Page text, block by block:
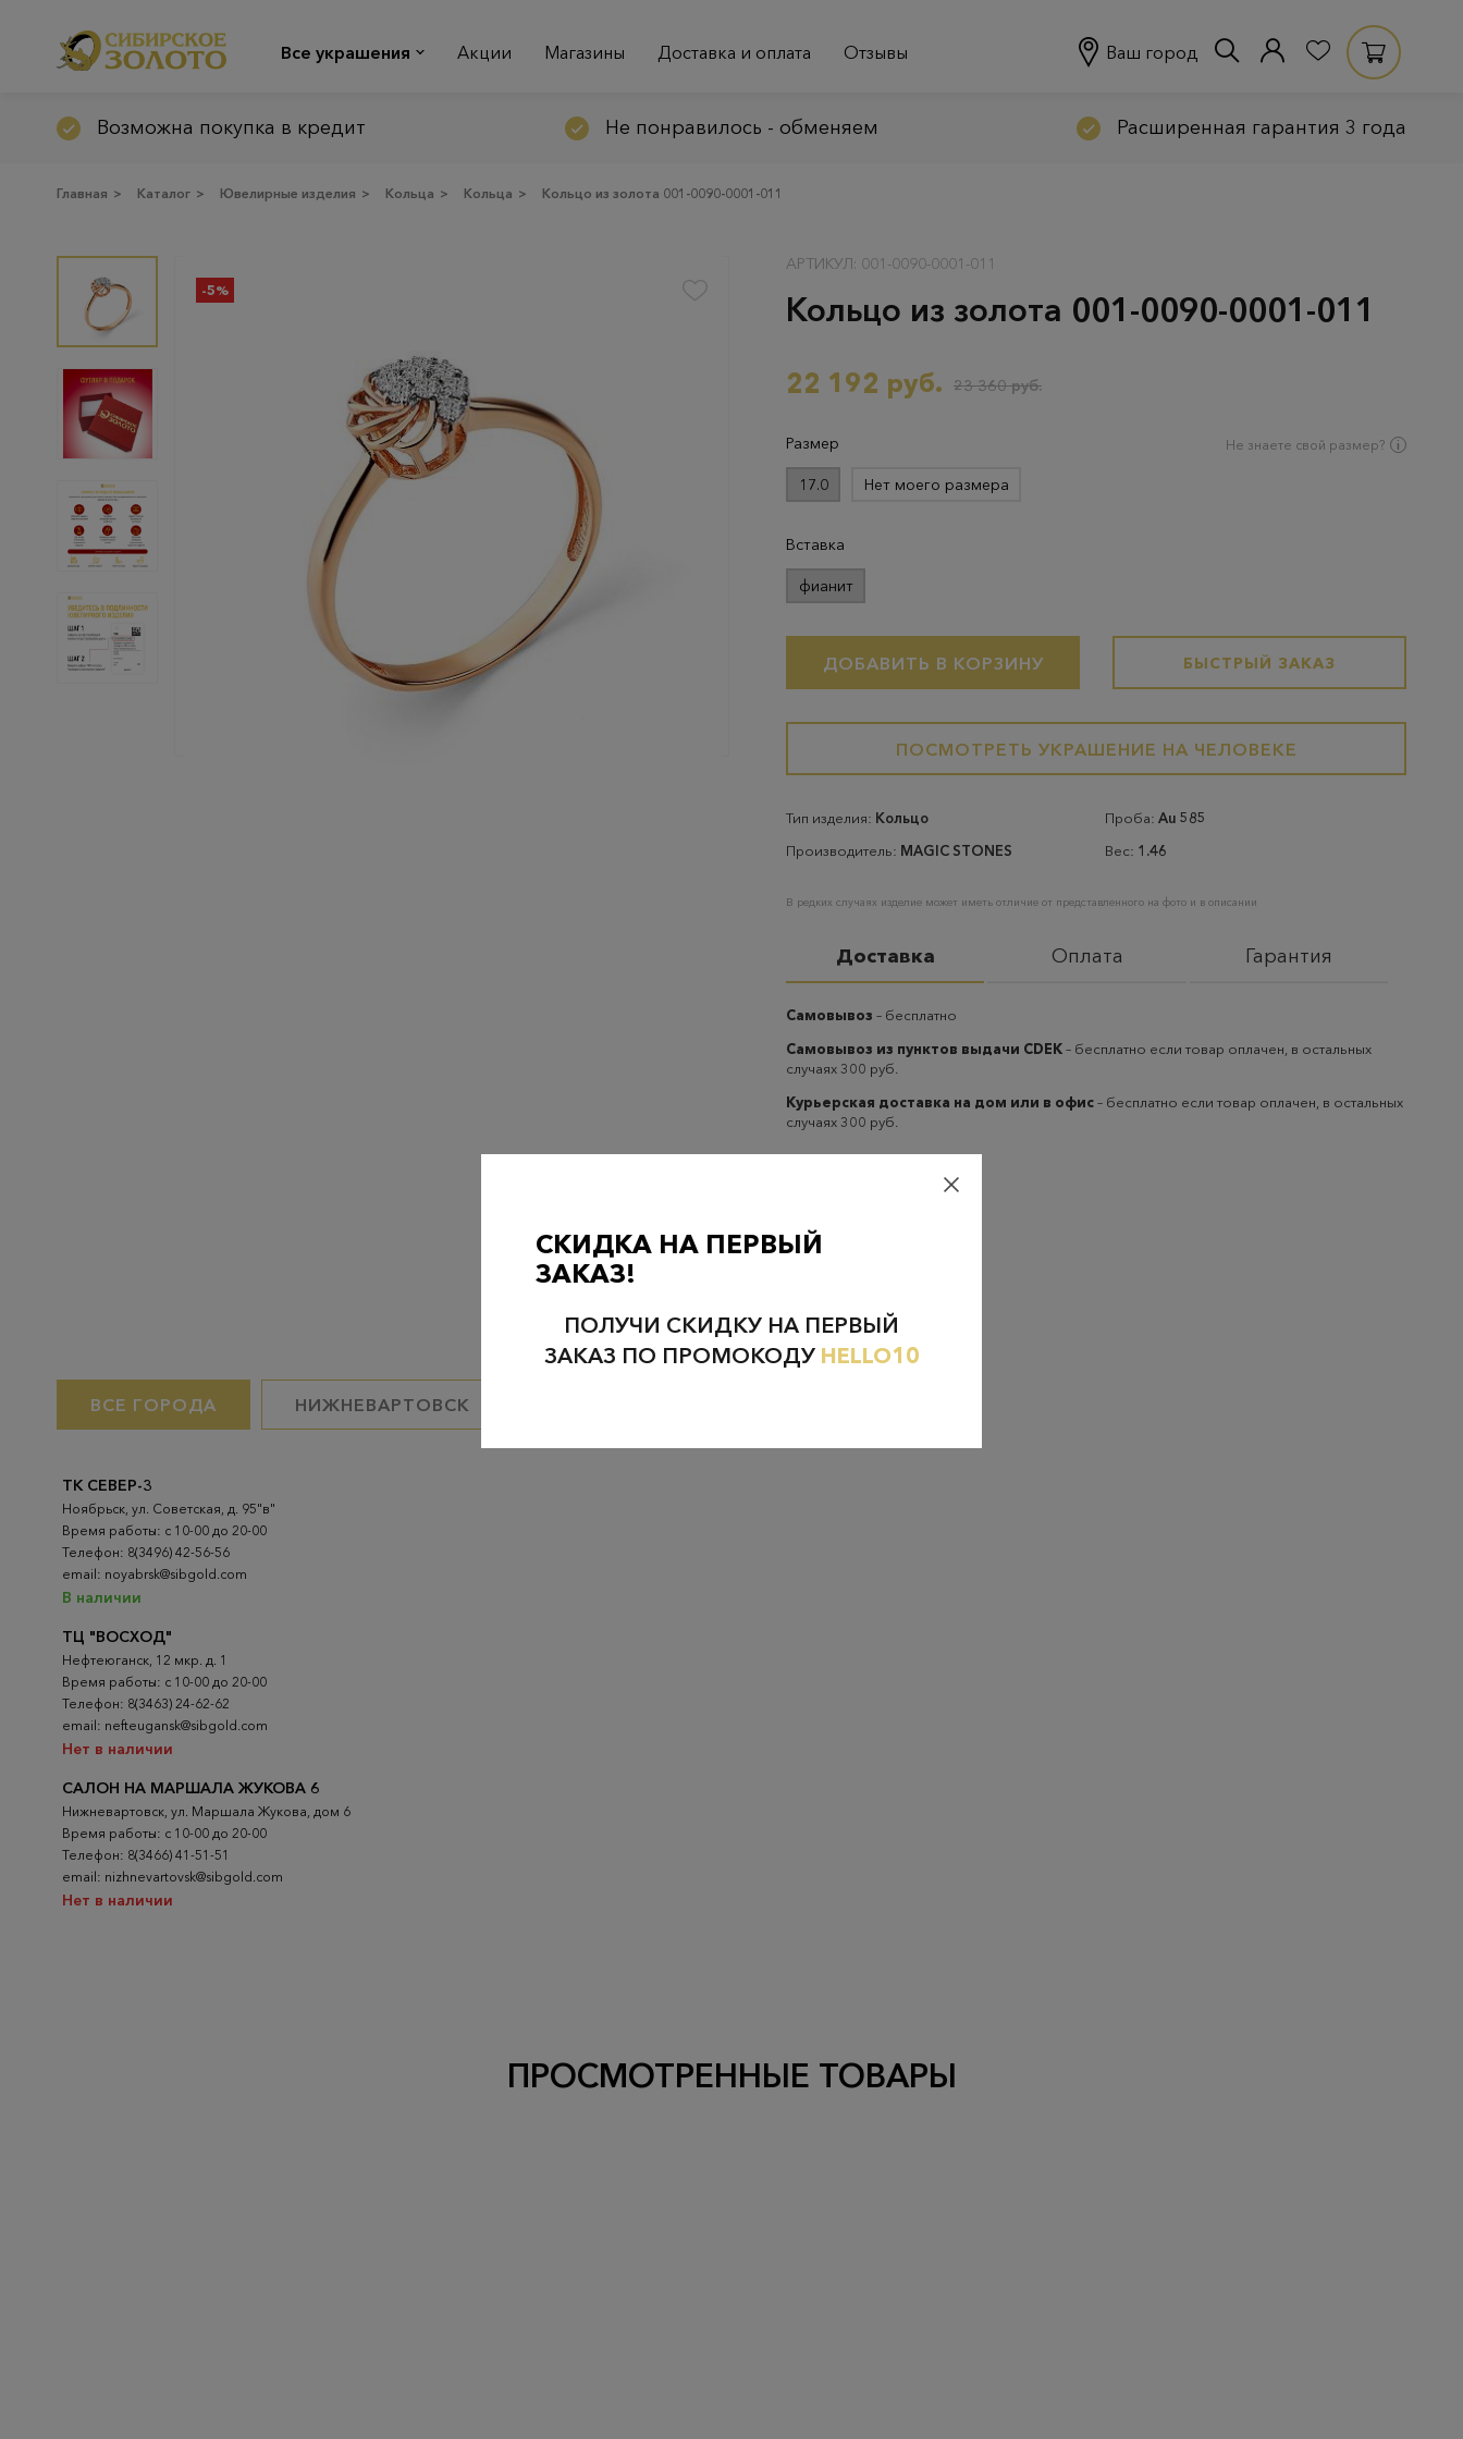
Все украшения Акции Магазины Доставка и оплата Отзывы Ваш город
Возможна покупка в кредит Не понравилось - обменяем Расширенная гарантия 3 года
Главная > Каталог > Ювелирные изделия > Кольца > Кольца > Кольцо из золота 001-0090-0001-011
-5%
АРТИКУЛ: 001-0090-0001-011
Кольцо из золота 001-0090-0001-011
22 192 руб. 23 360 руб.
Размер Не знаете свой размер?
17.0 Нет моего размера
Вставка
фианит
ДОБАВИТЬ В КОРЗИНУ БЫСТРЫЙ ЗАКАЗ
ПОСМОТРЕТЬ УКРАШЕНИЕ НА ЧЕЛОВЕКЕ
Тип изделия: Кольцо
Производитель: MAGIC STONES
Проба: Au 585
Вес: 1.46
В редких случаях изделие может иметь отличие от представленного на фото и в описании
Доставка Оплата Гарантия
Самовывоз – бесплатно
Самовывоз из пунктов выдачи CDEK– бесплатно если товар оплачен, в остальных
случаях 300 руб.
Курьерская доставка на дом или в офис– бесплатно если товар оплачен, в остальных
случаях 300 руб.
Проверьте наличие в магазинах
ВСЕ ГОРОДА НИЖНЕВАРТОВСК
ТК СЕВЕР-3
Ноябрьск, ул. Советская, д. 95"в"
Время работы: с 10-00 до 20-00
Телефон: 8(3496) 42-56-56
email: noyabrsk@sibgold.com
В наличии
ТЦ "ВОСХОД"
Нефтеюганск, 12 мкр. д. 1
Время работы: с 10-00 до 20-00
Телефон: 8(3463) 24-62-62
email: nefteugansk@sibgold.com
Нет в наличии
САЛОН НА МАРШАЛА ЖУКОВА 6
Нижневартовск, ул. Маршала Жукова, дом 6
Время работы: с 10-00 до 20-00
Телефон: 8(3466) 41-51-51
email: nizhnevartovsk@sibgold.com
Нет в наличии
ПРОСМОТРЕННЫЕ ТОВАРЫ
СКИДКА НА ПЕРВЫЙ
ЗАКАЗ!
ПОЛУЧИ СКИДКУ НА ПЕРВЫЙ
ЗАКАЗ ПО ПРОМОКОДУ HELLO10